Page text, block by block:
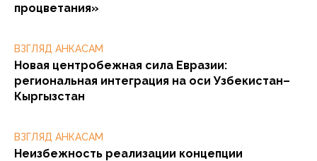
процветания»
ВЗГЛЯД АНКАСАМ
Новая центробежная сила Евразии:
региональная интеграция на оси Узбекистан–
Кыргызстан
ВЗГЛЯД АНКАСАМ
Неизбежность реализации концепции